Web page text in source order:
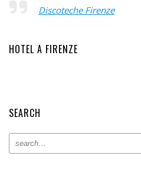
Discoteche Firenze
HOTEL A FIRENZE
SEARCH